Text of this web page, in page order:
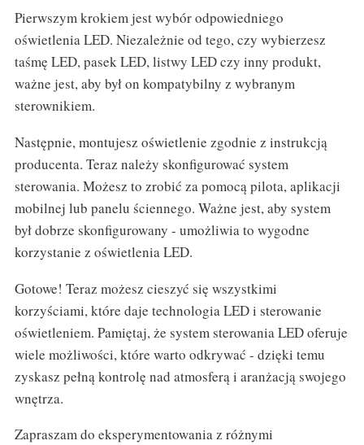
Pierwszym krokiem jest wybór odpowiedniego
oświetlenia LED. Niezależnie od tego, czy wybierzesz
taśmę LED, pasek LED, listwy LED czy inny produkt,
ważne jest, aby był on kompatybilny z wybranym
sterownikiem.
Następnie, montujesz oświetlenie zgodnie z instrukcją
producenta. Teraz należy skonfigurować system
sterowania. Możesz to zrobić za pomocą pilota, aplikacji
mobilnej lub panelu ściennego. Ważne jest, aby system
był dobrze skonfigurowany - umożliwia to wygodne
korzystanie z oświetlenia LED.
Gotowe! Teraz możesz cieszyć się wszystkimi
korzyściami, które daje technologia LED i sterowanie
oświetleniem. Pamiętaj, że system sterowania LED oferuje
wiele możliwości, które warto odkrywać - dzięki temu
zyskasz pełną kontrolę nad atmosferą i aranżacją swojego
wnętrza.
Zapraszam do eksperymentowania z różnymi